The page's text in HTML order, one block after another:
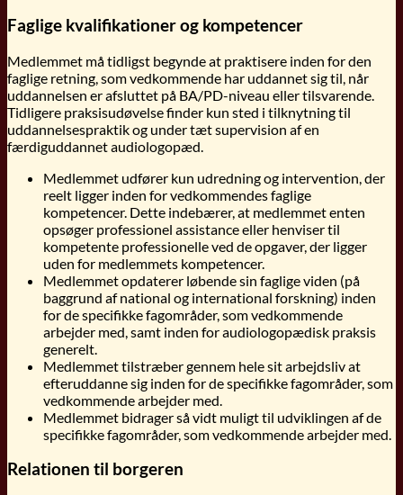
Faglige kvalifikationer og kompetencer
Medlemmet må tidligst begynde at praktisere inden for den
faglige retning, som vedkommende har uddannet sig til, når
uddannelsen er afsluttet på BA/PD-niveau eller tilsvarende.
Tidligere praksisudøvelse finder kun sted i tilknytning til
uddannelsespraktik og under tæt supervision af en
færdiguddannet audiologopæd.
Medlemmet udfører kun udredning og intervention, der
reelt ligger inden for vedkommendes faglige
kompetencer. Dette indebærer, at medlemmet enten
opsøger professionel assistance eller henviser til
kompetente professionelle ved de opgaver, der ligger
uden for medlemmets kompetencer.
Medlemmet opdaterer løbende sin faglige viden (på
baggrund af national og international forskning) inden
for de specifikke fagområder, som vedkommende
arbejder med, samt inden for audiologopædisk praksis
generelt.
Medlemmet tilstræber gennem hele sit arbejdsliv at
efteruddanne sig inden for de specifikke fagområder, som
vedkommende arbejder med.
Medlemmet bidrager så vidt muligt til udviklingen af de
specifikke fagområder, som vedkommende arbejder med.
Relationen til borgeren